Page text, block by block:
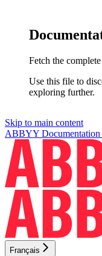
Fetch the
Use this file to
exploring further.
Skip to main content
ABBYY Documentation
Français